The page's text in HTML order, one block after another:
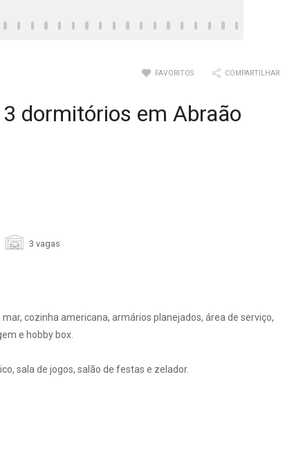
FAVORITOS COMPARTILHAR
dormitórios em Abraão
3 vagas
cozinha americana, armários planejados, área de serviço,
e hobby box.
sala de jogos, salão de festas e zelador.